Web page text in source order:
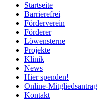
Startseite
Barrierefrei
Förderverein
Förderer
Löwensterne
Projekte
Klinik
News
Hier spenden!
Online-Mitgliedsantrag
Kontakt